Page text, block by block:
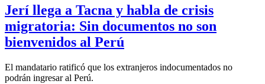
Jerí llega a Tacna y habla de crisis
migratoria: Sin documentos no son
bienvenidos al Perú
El mandatario ratificó que los extranjeros indocumentados no
podrán ingresar al Perú.